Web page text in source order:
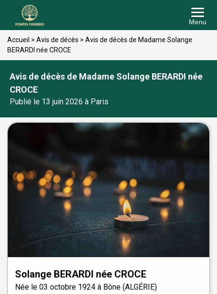
Menu
Accueil > Avis de décès > Avis de décès de Madame Solange
BERARDI née CROCE
Avis de décès de Madame Solange BERARDI née
CROCE
Publié le 13 juin 2026 à Paris
Solange BERARDI née CROCE
Née le 03 octobre 1924 à Bône (ALGÉRIE)